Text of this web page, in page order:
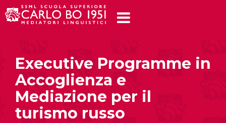
Executive Programme in
Accoglienza e
Mediazione per il
turismo russo